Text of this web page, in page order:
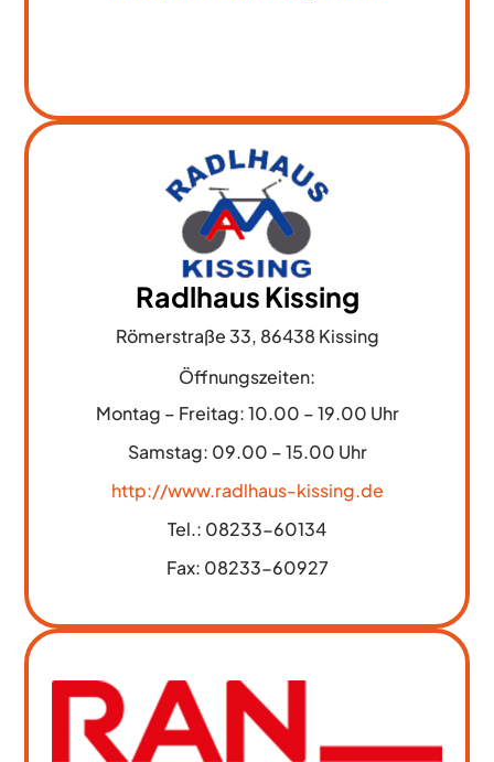
Radlhaus Kissing
Römerstraße 33, 86438 Kissing
Öffnungszeiten:
Montag – Freitag: 10.00 – 19.00 Uhr
Samstag: 09.00 – 15.00 Uhr
http://www.radlhaus-kissing.de
Tel.: 08233-60134
Fax: 08233-60927